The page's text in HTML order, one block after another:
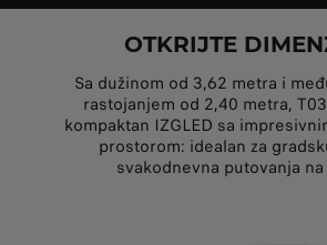
OTKRIJTE
Sa dužinom od 3,62 metra i
rastojanjem od 2,40 metra,
kompaktan IZGLED sa
prostorom: idealan za
svakodnevna putovanja